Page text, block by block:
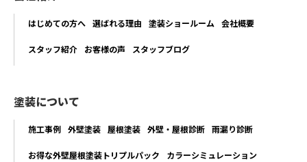
はじめての方へ 選ばれる理由 塗装ショールーム 会社概要
スタッフ紹介 お客様の声 スタッフブログ
塗装について
施工事例 外壁塗装 屋根塗装 外壁・屋根診断 雨漏り診断
お得な外壁屋根塗装トリプルパック カラーシミュレーション